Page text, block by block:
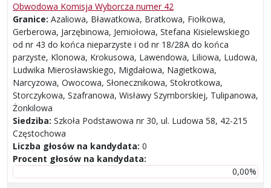
Obwodowa Komisja Wyborcza numer 42
Granice: Azaliowa, Bławatkowa, Bratkowa, Fiołkowa,
Gerberowa, Jarzębinowa, Jemiołowa, Stefana Kisielewskiego
od nr 43 do końca nieparzyste i od nr 18/28A do końca
parzyste, Klonowa, Krokusowa, Lawendowa, Liliowa, Ludowa,
Ludwika Mierosławskiego, Migdałowa, Nagietkowa,
Narcyzowa, Owocowa, Słonecznikowa, Stokrotkowa,
Storczykowa, Szafranowa, Wisławy Szymborskiej, Tulipanowa,
Żonkilowa
Siedziba: Szkoła Podstawowa nr 30, ul. Ludowa 58, 42-215
Częstochowa
Liczba głosów na kandydata: 0
Procent głosów na kandydata:
0,00%